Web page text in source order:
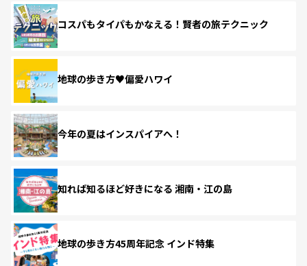
コスパもタイパもかなえる！賢者の旅テクニック
地球の歩き方♥偏愛ハワイ
今年の夏はインスパイアへ！
知れば知るほど好きになる 湘南・江の島
地球の歩き方45周年記念 インド特集